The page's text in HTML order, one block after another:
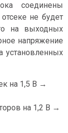
соединены
не будет
на выходных
напряжение
установленных
на 1,5 В →
на 1,2 В →